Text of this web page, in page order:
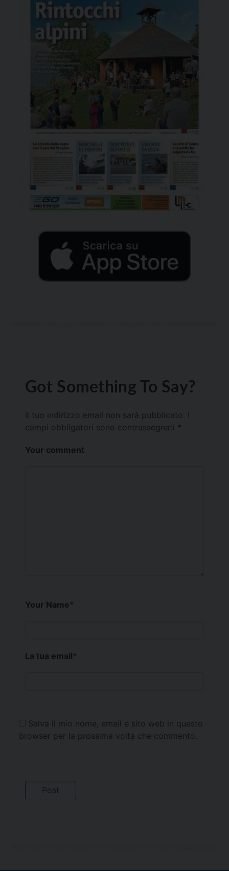
Got Something To Say?
Il tuo indirizzo email non sarà pubblicato.
campi obbligatori sono contrassegnati *
Your comment
Your Name*
La tua email*
Salva il mio nome, email e sito web in questo
browser per la prossima volta che commento.